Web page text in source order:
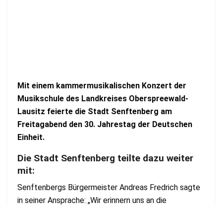
Mit einem kammermusikalischen Konzert der
Musikschule des Landkreises Oberspreewald-
Lausitz feierte die Stadt Senftenberg am
Freitagabend den 30. Jahrestag der Deutschen
Einheit.
Die Stadt Senftenberg teilte dazu weiter
mit:
Senftenbergs Bürgermeister Andreas Fredrich sagte
in seiner Ansprache: „Wir erinnern uns an die